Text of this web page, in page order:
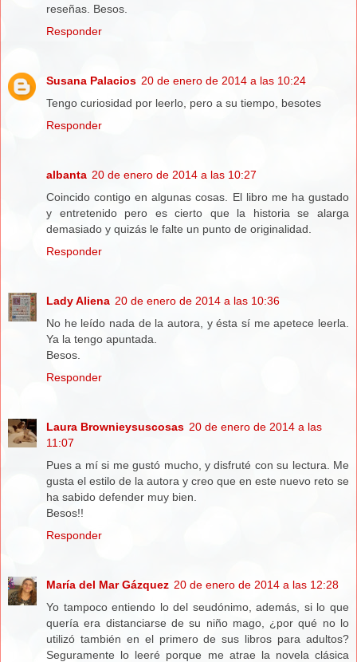
reseñas. Besos.
Responder
Susana Palacios 20 de enero de 2014 a las 10:24
Tengo curiosidad por leerlo, pero a su tiempo, besotes
Responder
albanta 20 de enero de 2014 a las 10:27
Coincido contigo en algunas cosas. El libro me ha gustado
y entretenido pero es cierto que la historia se alarga
demasiado y quizás le falte un punto de originalidad.
Responder
Lady Aliena 20 de enero de 2014 a las 10:36
No he leído nada de la autora, y ésta sí me apetece leerla.
Ya la tengo apuntada.
Besos.
Responder
Laura Brownieysuscosas 20 de enero de 2014 a las
11:07
Pues a mí si me gustó mucho, y disfruté con su lectura. Me
gusta el estilo de la autora y creo que en este nuevo reto se
ha sabido defender muy bien.
Besos!!
Responder
María del Mar Gázquez 20 de enero de 2014 a las 12:28
Yo tampoco entiendo lo del seudónimo, además, si lo que
quería era distanciarse de su niño mago, ¿por qué no lo
utilizó también en el primero de sus libros para adultos?
Seguramente lo leeré porque me atrae la novela clásica